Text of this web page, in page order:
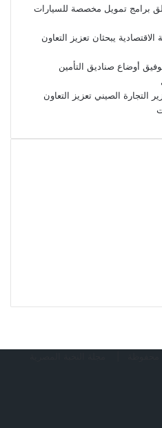
برامج تمويل مخصصة للسيارات
يبحثان تعزيز التعاون
أوضاع صناديق التأمين
التجارة الصيني تعزيز التعاون